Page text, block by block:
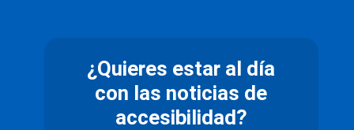
¿Quieres estar al día
con las noticias de
accesibilidad?